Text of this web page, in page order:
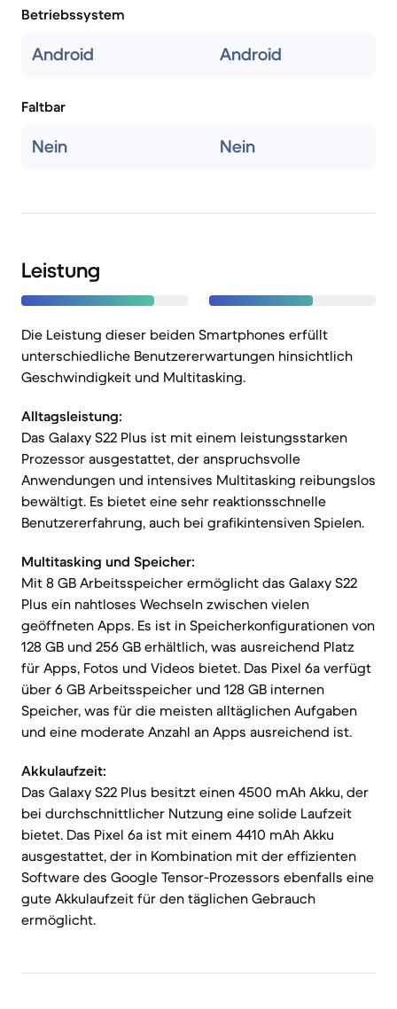
Betriebssystem
Android Android
Faltbar
Nein Nein
Leistung
Die Leistung dieser beiden Smartphones erfüllt
unterschiedliche Benutzererwartungen hinsichtlich
Geschwindigkeit und Multitasking.
Alltagsleistung:
Das Galaxy S22 Plus ist mit einem leistungsstarken
Prozessor ausgestattet, der anspruchsvolle
Anwendungen und intensives Multitasking reibungslos
bewältigt. Es bietet eine sehr reaktionsschnelle
Benutzererfahrung, auch bei grafikintensiven Spielen.
Multitasking und Speicher:
Mit 8 GB Arbeitsspeicher ermöglicht das Galaxy S22
Plus ein nahtloses Wechseln zwischen vielen
geöffneten Apps. Es ist in Speicherkonfigurationen von
128 GB und 256 GB erhältlich, was ausreichend Platz
für Apps, Fotos und Videos bietet. Das Pixel 6a verfügt
über 6 GB Arbeitsspeicher und 128 GB internen
Speicher, was für die meisten alltäglichen Aufgaben
und eine moderate Anzahl an Apps ausreichend ist.
Akkulaufzeit:
Das Galaxy S22 Plus besitzt einen 4500 mAh Akku, der
bei durchschnittlicher Nutzung eine solide Laufzeit
bietet. Das Pixel 6a ist mit einem 4410 mAh Akku
ausgestattet, der in Kombination mit der effizienten
Software des Google Tensor-Prozessors ebenfalls eine
gute Akkulaufzeit für den täglichen Gebrauch
ermöglicht.